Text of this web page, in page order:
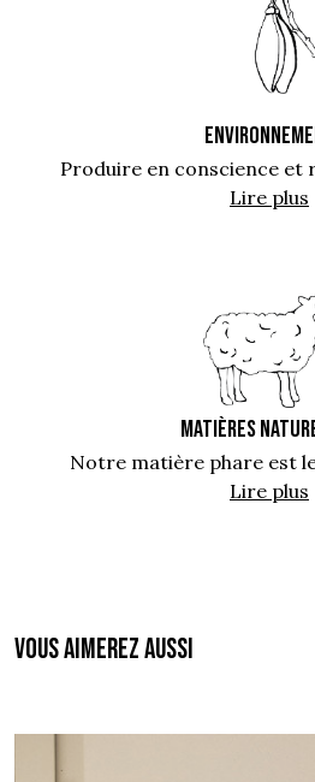
Produire en conscience et
Lire plus
MATIÈRES
Notre matière phare est
Lire plus
Vous aimerez aussi